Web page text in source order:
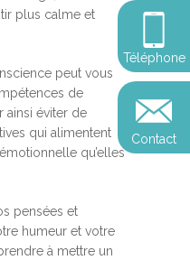
plus calme et
peut vous
de
ainsi éviter de
qui alimentent
qu’elles
pensées et
humeur et votre
à mettre un
Téléphone
Contact
Calendrier
Devenir praticien en
de pleine conscience
Révelez votre
Conférences
personnel
Révelez votre
votre impact
Reconversion et
professionnelle
et découvrir
Blog
Sandrine
Témoignages
Podcast
Podcast
Contact